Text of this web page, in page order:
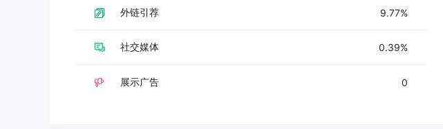
外链引荐 9.77%
社交媒体 0.39%
展示广告 0